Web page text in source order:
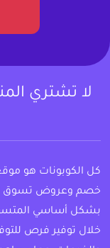
لا تشتري
كل الكوبونات هو
خصم وعروض تسوق
بشكل أساسي
خلال توفير فرص